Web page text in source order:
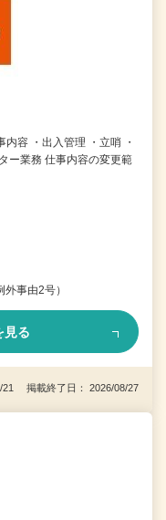
容 ・出入管理 ・立哨 ・
ー業務 仕事内容の変更範
事由2号）
見る
21 掲載終了日： 2026/08/27